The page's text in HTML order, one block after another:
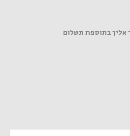
אליך בתוספת תשלום